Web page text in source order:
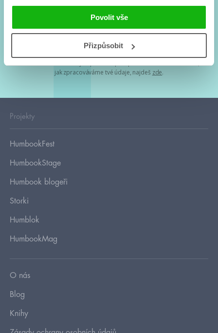
Povolit vše
Přizpůsobit
Souhlasím spodmínkami zpracování osobních údajů
Tvá e-mailová adresa je u nás v bezpečí. Přečti si
jak zpracováváme tvé údaje, najdeš zde.
Projekty
HumbookFest
HumbookStage
Humbook blogeři
Storki
Humblok
HumbookMag
O nás
Blog
Knihy